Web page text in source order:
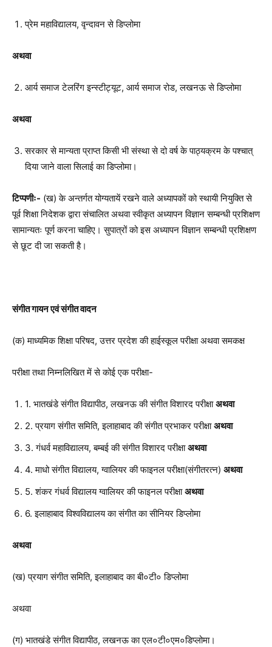
प्रेम महाविद्यालय, वृन्दावन से डिप्लोमा
अथवा
आर्य समाज टेलरिंग इन्स्टीट्यूट, आर्य समाज रोड, लखनऊ से डिप्लोमा
अथवा
सरकार से मान्यता प्राप्त किसी भी संस्था से दो वर्ष के पाठ्यक्रम के पश्चात्
दिया जाने वाला सिलाई का डिप्लोमा।
टिप्पणीः- (ख) के अन्तर्गत योग्यतायें रखने वाले अध्यापकों को स्थायी नियुक्ति से
पूर्व शिक्षा निदेशक द्वारा संचालित अथवा स्वीकृत अध्यापन विज्ञान सम्बन्धी प्रशिक्षण
सामान्यतः पूर्ण करना चाहिए। सुपात्रों को इस अध्यापन विज्ञान सम्बन्धी प्रशिक्षण
से छूट दी जा सकती है।
संगीत गायन एवं संगीत वादन
(क) माध्यमिक शिक्षा परिषद, उत्तर प्रदेश की हाईस्कूल परीक्षा अथवा समकक्ष
परीक्षा तथा निम्नलिखित में से कोई एक परीक्षा-
1. भातखंडे संगीत विद्यापीठ, लखनऊ की संगीत विशारद परीक्षाअथवा
2. प्रयाग संगीत समिति, इलाहाबाद की संगीत प्रभाकर परीक्षाअथवा
3. गंधर्व महाविद्यालय, बम्बई की संगीत विशारद परीक्षाअथवा
4. माधो संगीत विद्यालय, ग्वालियर की फाइनल परीक्षा(संगीतरत्न) अथवा
5. शंकर गंधर्व विद्यालय ग्वालियर की फाइनल परीक्षाअथवा
6. इलाहाबाद विश्वविद्यालय का संगीत का सीनियर डिप्लोमा
अथवा
(ख) प्रयाग संगीत समिति, इलाहाबाद का बी०टी० डिप्लोमा
अथवा
(ग) भातखंडे संगीत विद्यापीठ, लखनऊ का एल०टी०एम०डिप्लोमा।